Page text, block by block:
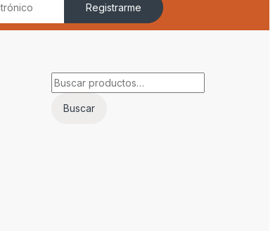
Registrarme
Buscar por:
Buscar